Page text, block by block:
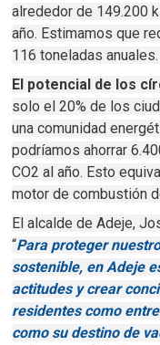
alrededor de 149.200
año. Estimamos que
116 toneladas anuales.
El potencial de los
solo el 20% de los
una comunidad
podríamos ahorrar
CO2 al año. Esto
motor de combustión
El alcalde de Adeje,
“Para proteger
sostenible, en Adeje
actitudes y crear
residentes como
como su destino de